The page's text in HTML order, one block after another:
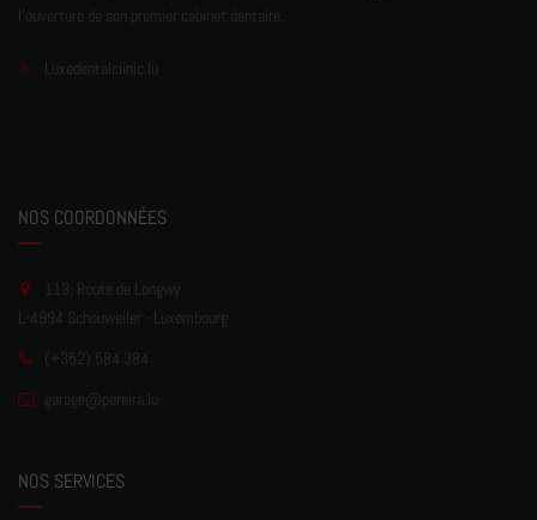
l'ouverture de son premier cabinet dentaire.
Luxedentalclinic.lu
NOS COORDONNÉES
113, Route de Longwy
L-4994 Schouweiler - Luxembourg
(+352) 584 384
garage@pereira.lu
NOS SERVICES